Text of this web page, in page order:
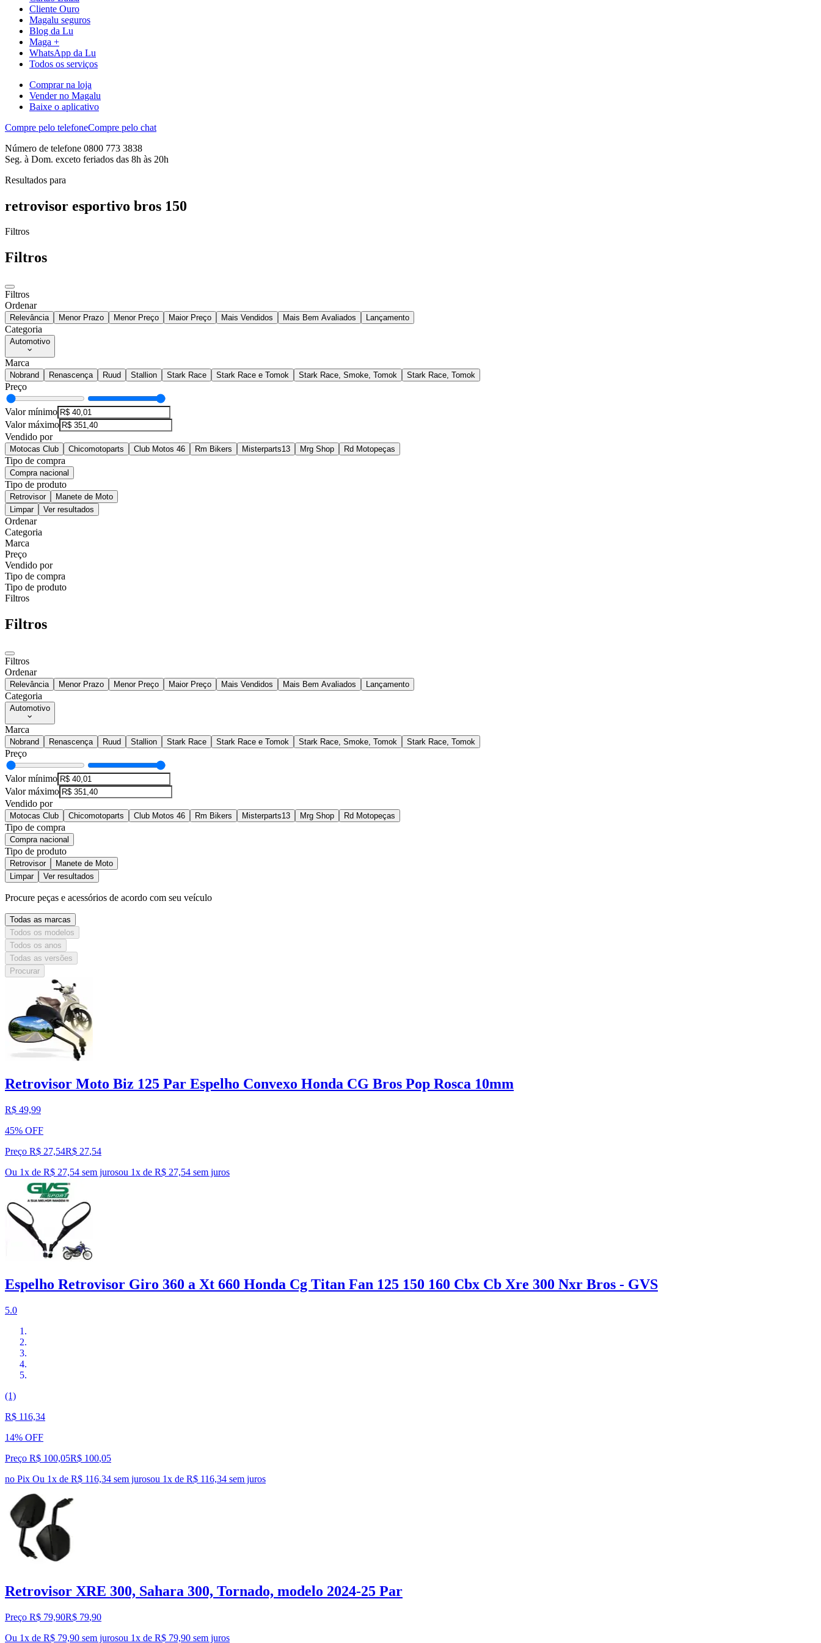
Cliente Ouro
Magalu seguros
Blog da Lu
Maga +
WhatsApp da Lu
Todos os serviços
Comprar na loja
Vender no Magalu
Baixe o aplicativo
Compre pelo telefoneCompre pelo chat
Número de telefone 0800 773 3838
Seg. à Dom. exceto feriados das 8h às 20h
Resultados para
retrovisor esportivo bros 150
Filtros
Filtros
Filtros
Ordenar
Relevância Menor Prazo Menor Preço Maior Preço Mais Vendidos Mais Bem Avaliados Lançamento
Categoria
Automotivo
Marca
Nobrand Renascença Ruud Stallion Stark Race Stark Race e Tomok Stark Race, Smoke, Tomok Stark Race, Tomok
Preço
Valor mínimo
Valor máximo
Vendido por
Motocas Club Chicomotoparts Club Motos 46 Rm Bikers Misterparts13 Mrg Shop Rd Motopeças
Tipo de compra
Compra nacional
Tipo de produto
Retrovisor
Manete de Moto
Limpar
Ver resultados
Ordenar
Categoria
Marca
Preço
Vendido por
Tipo de compra
Tipo de produto
Filtros
Filtros
Filtros
Ordenar
Relevância Menor Prazo Menor Preço Maior Preço Mais Vendidos Mais Bem Avaliados Lançamento
Categoria
Automotivo
Marca
Nobrand Renascença Ruud Stallion Stark Race Stark Race e Tomok Stark Race, Smoke, Tomok Stark Race, Tomok
Preço
Valor mínimo
Valor máximo
Vendido por
Motocas Club Chicomotoparts Club Motos 46 Rm Bikers Misterparts13 Mrg Shop Rd Motopeças
Tipo de compra
Compra nacional
Tipo de produto
Retrovisor
Manete de Moto
Limpar
Ver resultados
Procure peças e acessórios de acordo com seu veículo
Todas as marcas
Todos os modelos
Todos os anos
Todas as versões
Procurar
Retrovisor Moto Biz 125 Par Espelho Convexo Honda CG Bros Pop Rosca 10mm
R$ 49,99
45% OFF
Preço R$ 27,54R$ 27,54
Ou 1x de R$ 27,54 sem jurosou 1x de R$ 27,54 sem juros
Espelho Retrovisor Giro 360 a Xt 660 Honda Cg Titan Fan 125 150 160 Cbx Cb Xre 300 Nxr Bros - GVS
5.0
(1)
R$ 116,34
14% OFF
Preço R$ 100,05R$ 100,05
no Pix Ou 1x de R$ 116,34 sem jurosou 1x de R$ 116,34 sem juros
Retrovisor XRE 300, Sahara 300, Tornado, modelo 2024-25 Par
Preço R$ 79,90R$ 79,90
Ou 1x de R$ 79,90 sem jurosou 1x de R$ 79,90 sem juros